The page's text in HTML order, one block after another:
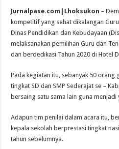
Jurnalpase.com|Lhoksukon –
kompetitif yang sehat dikalangan
Dinas Pendidikan dan Kebudayaan
melaksanakan pemilihan Guru dan
dan berdedikasi Tahun 2020 di Hotel
Pada kegiatan itu, sebanyak 50 orang
tingkat SD dan SMP Sederajat se –
bersaing satu sama lain guna menjadi
Adapun tim penilai dalam acara itu,
kepala sekolah berprestasi tingkat
tahun sebelumnya.